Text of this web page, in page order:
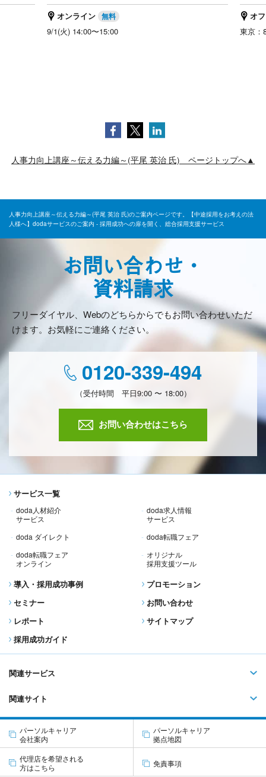
オンライン
9/1(火) 14:00〜15:00
オ
東京：
人事力向上講座～伝える力編～(平尾 英治 氏) ページトップへ▲
人事力向上講座～伝える力編～(平尾 英治 氏)のご案内ページです。【中途採用をお考えの法
人様へ】dodaサービスのご案内 - 採用成功への扉を開く、総合採用支援サービス
お問い合わせ・
資料請求
フリーダイヤル、Webのどちらからでもお問い合わせいただ
けます。お気軽にご連絡ください。
0120-339-494
（受付時間 平日9:00 〜 18:00）
お問い合わせはこちら
サービス一覧
doda人材紹介
サービス
doda求人情報
サービス
doda ダイレクト
doda転職フェア
doda転職フェア
オンライン
オリジナル
採用支援ツール
導入・採用成功事例
セミナー
レポート
採用成功ガイド
プロモーション
お問い合わせ
サイトマップ
関連サービス
関連サイト
パーソルキャリア
会社案内
パーソルキャリア
拠点地図
代理店を希望される
方はこちら
免責事項